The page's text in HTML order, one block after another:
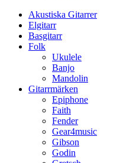
Akustiska Gitarrer
Elgitarr
Basgitarr
Folk
Ukulele
Banjo
Mandolin
Gitarrmärken
Epiphone
Faith
Fender
Gear4music
Gibson
Godin